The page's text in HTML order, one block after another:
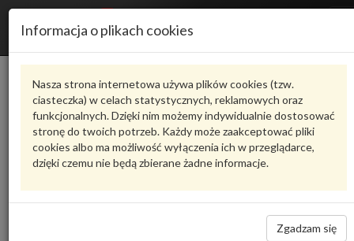
Informacja o plikach cookies
Nasza strona internetowa używa plików cookies (tzw.
ciasteczka) w celach statystycznych, reklamowych oraz
funkcjonalnych. Dzięki nim możemy indywidualnie dostosować
stronę do twoich potrzeb. Każdy może zaakceptować pliki
cookies albo ma możliwość wyłączenia ich w przeglądarce,
dzięki czemu nie będą zbierane żadne informacje.
Zgadzam się
Karta produktu
8V0941004KVAG
VAG - produkt oryginalny VW AUDI SEAT SKODA
Reflektor halogenowy 8V0941004K VAG
1 588,00 zł
Dostępność
Wrocław 0